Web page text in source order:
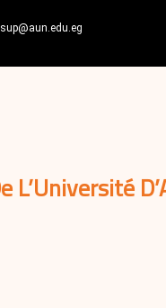
sup@aun.edu.eg
L’Université